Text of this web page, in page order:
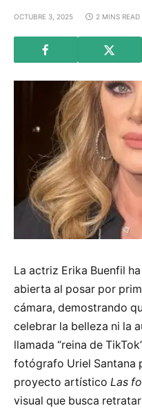
OCTUBRE 3, 2025 2 MINS READ
La actriz Erika Buenfil
abierta al posar por
cámara, demostrando
celebrar la belleza ni la
llamada “reina de
fotógrafo Uriel Santana
proyecto artístico Las
visual que busca